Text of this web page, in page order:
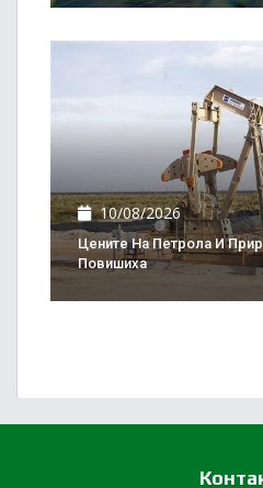
10/08/2026
Цените На Петрола И
Повишиха